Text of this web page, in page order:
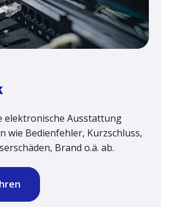
elektronische Ausstattung
wie Bedienfehler, Kurzschluss,
Brand o.ä. ab.